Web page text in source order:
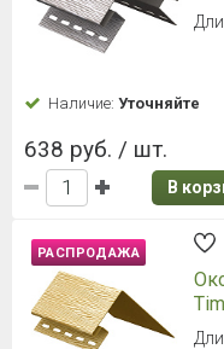
Наличие: Уточняйте
638 руб. / шт.
В
РАСПРОДАЖА